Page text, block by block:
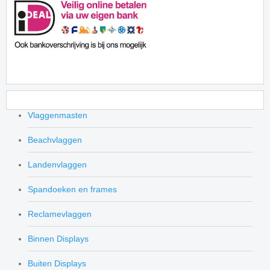
Vlaggenmasten
Beachvlaggen
Landenvlaggen
Spandoeken en frames
Reclamevlaggen
Binnen Displays
Buiten Displays